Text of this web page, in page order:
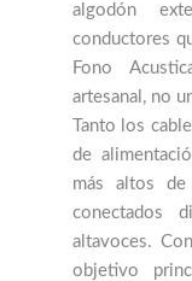
algodón
conductores
Fono
artesanal, no
Tanto los
de
más altos de
conectados
altavoces.
objetivo